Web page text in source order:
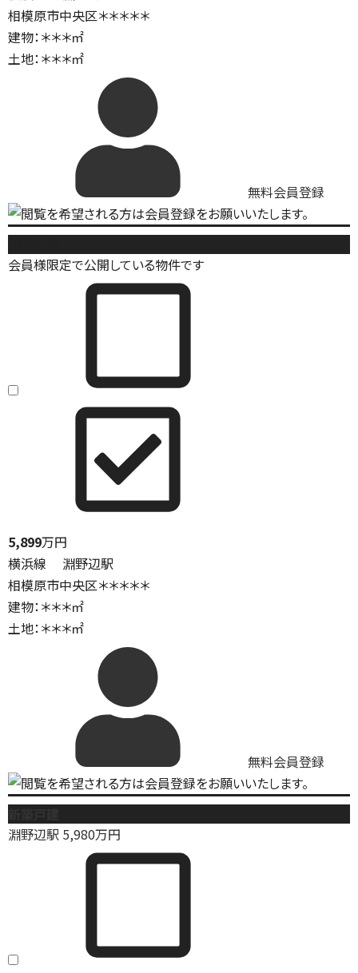
相模原市中央区＊＊＊＊＊
建物：＊＊＊㎡
土地：＊＊＊㎡
無料会員登録
会員様限定で公開している物件です
5,899万円
横浜線 淵野辺駅
相模原市中央区＊＊＊＊＊
建物：＊＊＊㎡
土地：＊＊＊㎡
無料会員登録
淵野辺駅 5,980万円